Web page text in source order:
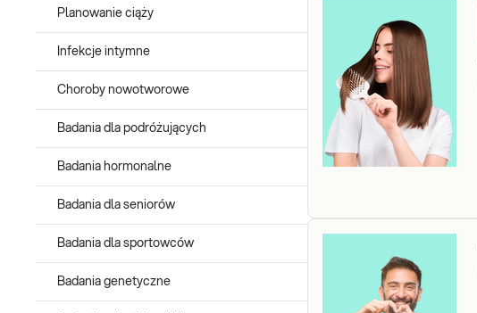
Planowanie ciąży
Infekcje intymne
Choroby nowotworowe
Badania dla podróżujących
Badania hormonalne
Badania dla seniorów
Badania dla sportowców
Badania genetyczne